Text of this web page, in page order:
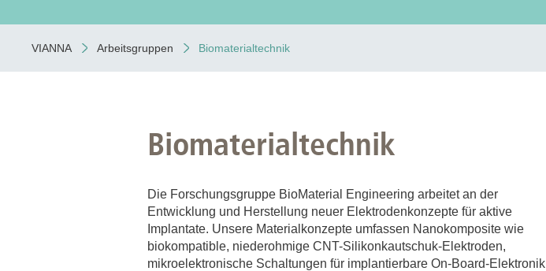
VIANNA Arbeitsgruppen Biomaterialtechnik
Biomaterialtechnik
Die Forschungsgruppe BioMaterial Engineering arbeitet an der
Entwicklung und Herstellung neuer Elektrodenkonzepte für aktive
Implantate. Unsere Materialkonzepte umfassen Nanokomposite wie
biokompatible, niederohmige CNT-Silikonkautschuk-Elektroden,
mikroelektronische Schaltungen für implantierbare On-Board-Elektronik